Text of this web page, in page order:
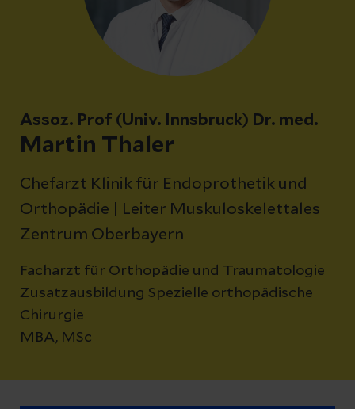
Assoz. Prof (Univ. Innsbruck) Dr. med.
Martin Thaler
Chefarzt Klinik für Endoprothetik und
Orthopädie | Leiter Muskuloskelettales
Zentrum Oberbayern
Facharzt für Orthopädie und Traumatologie
Zusatzausbildung Spezielle orthopädische
Chirurgie
MBA, MSc